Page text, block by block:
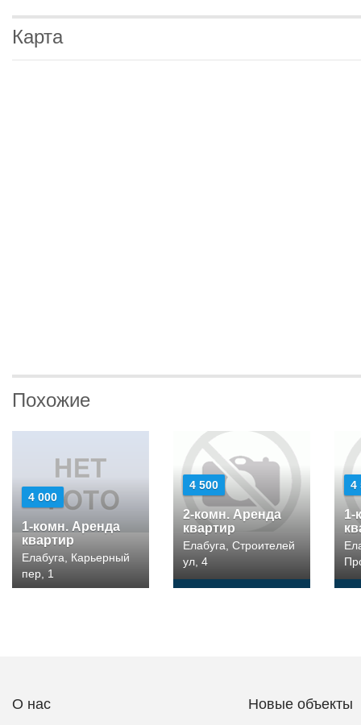
Карта
Похожие
4 000
1-комн. Аренда
квартир
Елабуга, Карьерный
пер, 1
4 500
2-комн. Аренда
квартир
Елабуга, Строителей
ул, 4
4
1-
О нас Новые объекты